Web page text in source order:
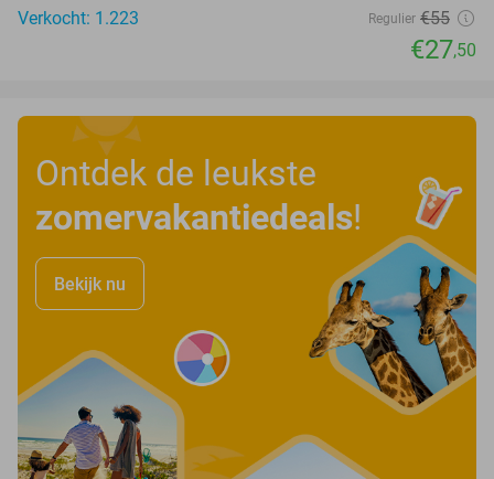
Verkocht: 1.223
Regulier €55
€27,50
Ontdek de leukste
zomervakantiedeals!
Bekijk nu